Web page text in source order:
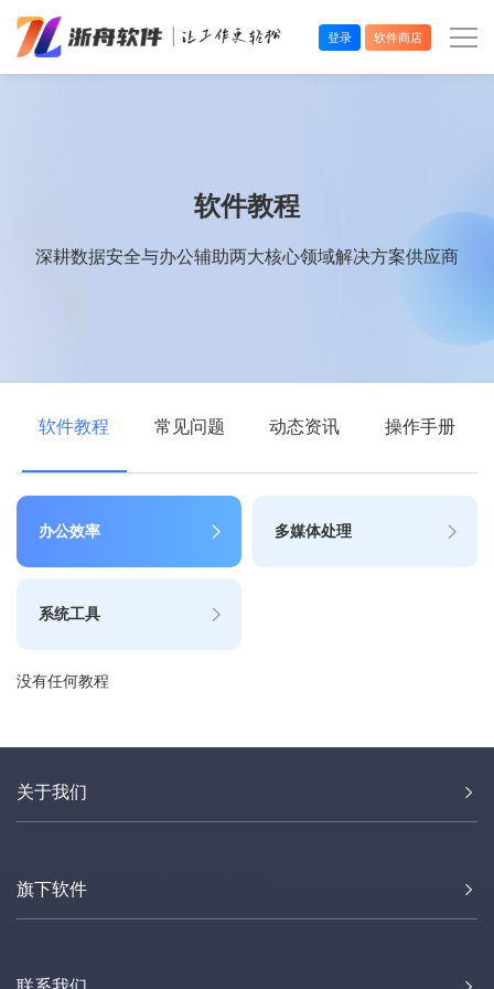
登录 软件商店
软件教程
深耕数据安全与办公辅助两大核心领域解决方案供应商
软件教程 常见问题 动态资讯 操作手册
办公效率 多媒体处理
系统工具
没有任何教程
关于我们
旗下软件